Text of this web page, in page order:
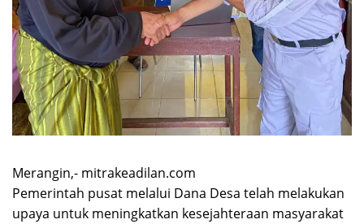
Merangin,- mitrakeadilan.com
Pemerintah pusat melalui Dana Desa telah melakukan
upaya untuk meningkatkan kesejahteraan masyarakat